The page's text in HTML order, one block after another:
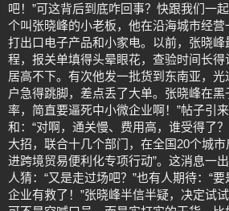
吧！”可这背后到底咋回事？快跟我们一
个叫张晓峰的小老板，他在沿海城市经
打出口电子产品和小家电。以前，张晓
程，报关单填得头晕眼花，查验时间长
居高不下。有次他发一批货到东南亚，
户急得跳脚，差点丢了大单。张晓峰在黑
率，简直要逼死中小微企业啊！”帖子引
和：“对啊，通关慢、费用高，谁受得了
大招，联合十几个部门，在全国20个城市
进跨境贸易便利化专项行动”。这消息一
人猜：“又是走过场吧？”也有人期待：“
企业有救了！”张晓峰半信半疑，决定试